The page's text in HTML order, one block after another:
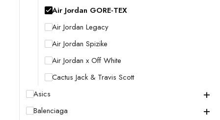
Air Jordan GORE-TEX
Air Jordan Legacy
Air Jordan Spizike
Air Jordan x Off White
Cactus Jack & Travis Scott
Asics
+
Balenciaga +